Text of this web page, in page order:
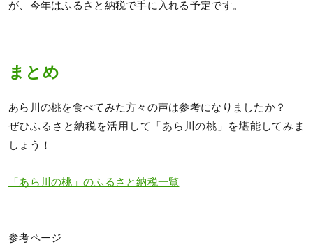
が、今年はふるさと納税で手に入れる予定です。
まとめ
あら川の桃を食べてみた方々の声は参考になりましたか？
ぜひふるさと納税を活用して「あら川の桃」を堪能してみま
しょう！
「あら川の桃」のふるさと納税一覧
参考ページ